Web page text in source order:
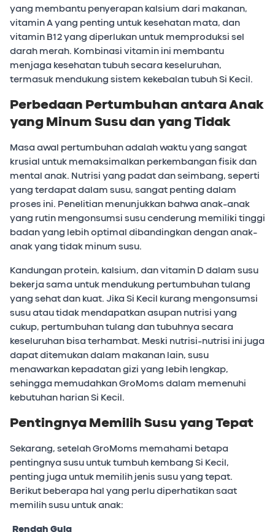
yang membantu penyerapan kalsium dari makanan,
vitamin A yang penting untuk kesehatan mata, dan
vitamin B12 yang diperlukan untuk memproduksi sel
darah merah. Kombinasi vitamin ini membantu
menjaga kesehatan tubuh secara keseluruhan,
termasuk mendukung sistem kekebalan tubuh Si Kecil.
Perbedaan Pertumbuhan antara Anak
yang Minum Susu dan yang Tidak
Masa awal pertumbuhan adalah waktu yang sangat
krusial untuk memaksimalkan perkembangan fisik dan
mental anak. Nutrisi yang padat dan seimbang, seperti
yang terdapat dalam susu, sangat penting dalam
proses ini. Penelitian menunjukkan bahwa anak-anak
yang rutin mengonsumsi susu cenderung memiliki tinggi
badan yang lebih optimal dibandingkan dengan anak-
anak yang tidak minum susu.
Kandungan protein, kalsium, dan vitamin D dalam susu
bekerja sama untuk mendukung pertumbuhan tulang
yang sehat dan kuat. Jika Si Kecil kurang mengonsumsi
susu atau tidak mendapatkan asupan nutrisi yang
cukup, pertumbuhan tulang dan tubuhnya secara
keseluruhan bisa terhambat. Meski nutrisi-nutrisi ini juga
dapat ditemukan dalam makanan lain, susu
menawarkan kepadatan gizi yang lebih lengkap,
sehingga memudahkan GroMoms dalam memenuhi
kebutuhan harian Si Kecil.
Pentingnya Memilih Susu yang Tepat
Sekarang, setelah GroMoms memahami betapa
pentingnya susu untuk tumbuh kembang Si Kecil,
penting juga untuk memilih jenis susu yang tepat.
Berikut beberapa hal yang perlu diperhatikan saat
memilih susu untuk anak:
Rendah Gula